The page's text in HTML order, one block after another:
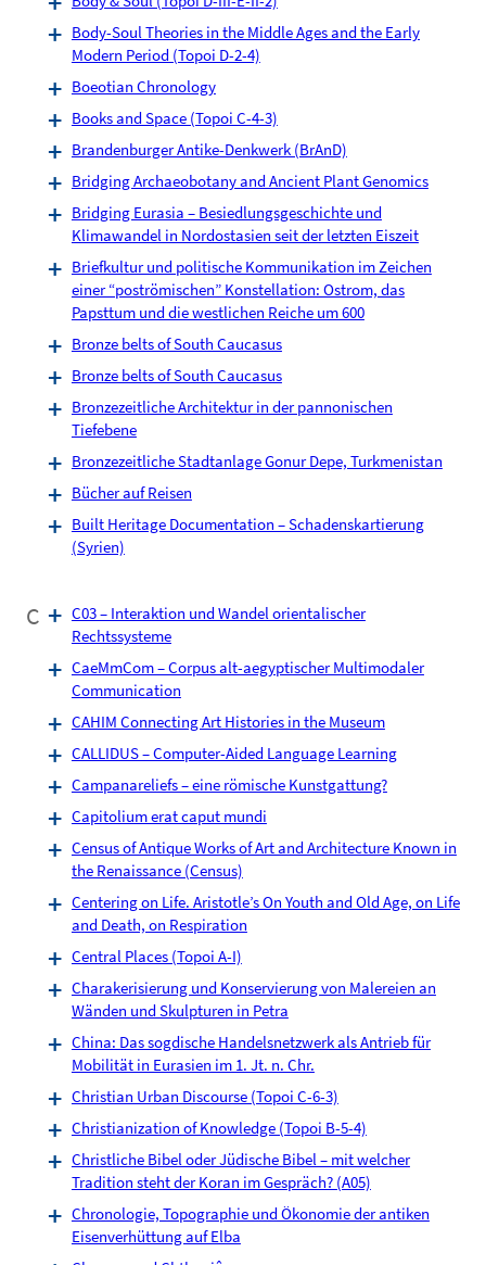
Body-Soul Theories in the Middle Ages and the Early
Modern Period (Topoi D-2-4)
Boeotian Chronology
Books and Space (Topoi C-4-3)
Brandenburger Antike-Denkwerk (BrAnD)
Bridging Archaeobotany and Ancient Plant Genomics
Bridging Eurasia – Besiedlungsgeschichte und
Klimawandel in Nordostasien seit der letzten Eiszeit
Briefkultur und politische Kommunikation im Zeichen
einer “poströmischen” Konstellation: Ostrom, das
Papsttum und die westlichen Reiche um 600
Bronze belts of South Caucasus
Bronze belts of South Caucasus
Bronzezeitliche Architektur in der pannonischen
Tiefebene
Bronzezeitliche Stadtanlage Gonur Depe, Turkmenistan
Bücher auf Reisen
Built Heritage Documentation – Schadenskartierung
(Syrien)
C
C03 – Interaktion und Wandel orientalischer
Rechtssysteme
CaeMmCom – Corpus alt-aegyptischer Multimodaler
Communication
CAHIM Connecting Art Histories in the Museum
CALLIDUS – Computer-Aided Language Learning
Campanareliefs – eine römische Kunstgattung?
Capitolium erat caput mundi
Census of Antique Works of Art and Architecture Known in
the Renaissance (Census)
Centering on Life. Aristotle’s On Youth and Old Age, on Life
and Death, on Respiration
Central Places (Topoi A-I)
Charakerisierung und Konservierung von Malereien an
Wänden und Skulpturen in Petra
China: Das sogdische Handelsnetzwerk als Antrieb für
Mobilität in Eurasien im 1. Jt. n. Chr.
Christian Urban Discourse (Topoi C-6-3)
Christianization of Knowledge (Topoi B-5-4)
Christliche Bibel oder Jüdische Bibel – mit welcher
Tradition steht der Koran im Gespräch? (A05)
Chronologie, Topographie und Ökonomie der antiken
Eisenverhüttung auf Elba